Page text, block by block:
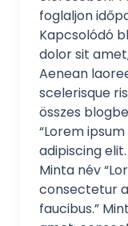
foglaljon
Kapcsolódó
dolor sit
Aenean
scelerisque
összes
“Lorem
adipiscing
Minta név
consectetur
faucibus.”